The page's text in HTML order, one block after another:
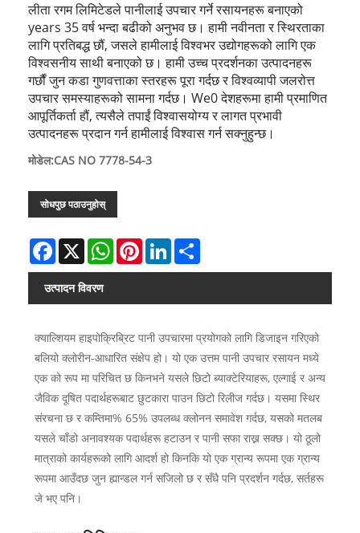
लीता रगम लिमिटेडले पानीलाई उपचार गर्ने रसायनहरू बनाएको
years 35 वर्ष भन्दा बढीको अनुभव छ। हामी नवीनता र स्थिरताका
लागि प्रतिबद्ध छौं, जसले हामीलाई विश्वभर उद्योगहरूको लागि एक
विश्वसनीय साथी बनाएको छ। हामी उच्च प्रदर्शनका उत्पादनहरू
गर्छौं जुन कडा गुणवत्ताका स्तरहरू पूरा गर्दछ र विश्वव्यापी जलरोत्त
उपचार समस्याहरूको सामना गर्दछ। We0 देशहरूमा हामी प्रमाणित
आपूर्तिकर्ता हौं, त्यसैले तपाईं विश्वासयोग्य र लागत प्रभावी
उत्पादनहरू प्रदान गर्न हामीलाई विश्वास गर्न सक्नुहुन्छ।
मोडेल:CAS NO 7778-54-3
सोधपुछ पठाउनुहोस्
Facebook
X WhatsAppPinterestLinkedIn
उत्पादन विवरण
क्याल्शियम हाइपोक्रिब्रिट पानी उपचारमा प्रयोगको लागि डिजाइन गरिएको
बलियो क्लोरीन-आधारित संक्षेप हो। यो एक उत्तम पानी उपचार रसायन मध्ये
एक को रूप मा परिचित छ किनभने यसले छिटो ब्याक्टेरियाहरू, एल्गाई र अन्य
जैविक दूषित पदार्थहरूबाट छुटकारा पाउन छिटो रिलीज गर्दछ। यसमा स्थिर
संरचना छ र कम्तिमा% 65% उपलब्ध क्लोनन समावेश गर्दछ, यसको मतलब
यसले चाँडो अनावश्यक पदार्थहरू हटाउन र पानी सफा राख्न सक्छ। यो ठूलो
मात्राको कार्यहरूको लागि आदर्श हो किनकि यो एक ग्रान्य रूपमा एक ग्रान्य
रूपमा आउँदछ जुन ह्यान्डल गर्न सजिलो छ र सँधै पनि प्रदर्शन गर्दछ, सर्तहरू
जे भए पनि।